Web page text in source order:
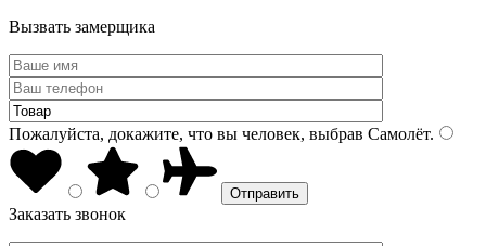
Вызвать замерщика
Пожалуйста, докажите, что вы человек, выбрав Самолёт.
Заказать звонок